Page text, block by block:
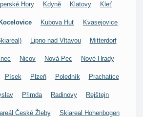
Hory Kdyně Klatovy Kleť
Kocelovice Kubova Huť Kvasejovice
Lipno nad Vltavou Mitterdorf
Nicov Nová Pec Nové Hrady
Písek Plzeň Poledník Prachatice
Přimda Radinovy Rejštejn
České Žleby Skiareal Hohenbogen